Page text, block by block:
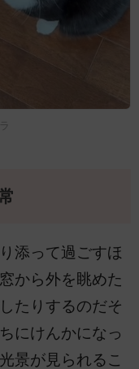
添って過ごすほ
から外を眺めた
たりするのだそ
にけんかになっ
景が見られるこ